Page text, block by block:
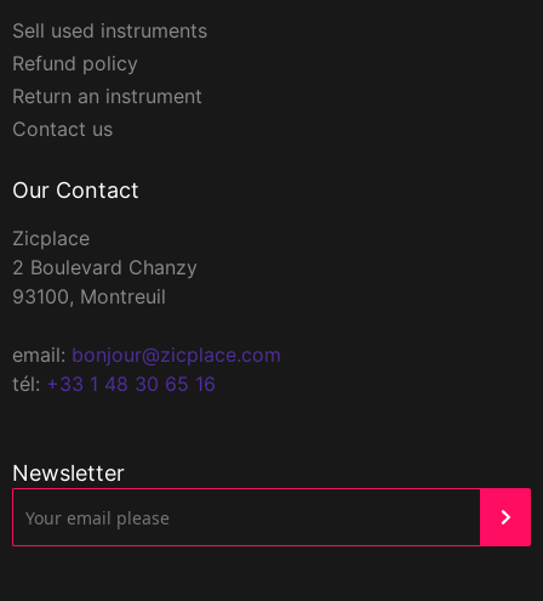
Sell used instruments
Refund policy
Return an instrument
Contact us
Our Contact
Zicplace
2 Boulevard Chanzy
93100, Montreuil
email: bonjour@zicplace.com
tél: +33 1 48 30 65 16
Newsletter